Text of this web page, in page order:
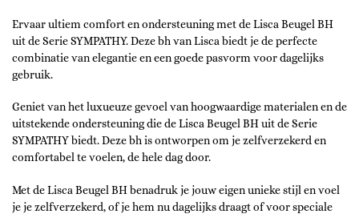
Ervaar ultiem comfort en ondersteuning met de Lisca Beugel BH
uit de Serie SYMPATHY. Deze bh van Lisca biedt je de perfecte
combinatie van elegantie en een goede pasvorm voor dagelijks
gebruik.
Geniet van het luxueuze gevoel van hoogwaardige materialen en de
uitstekende ondersteuning die de Lisca Beugel BH uit de Serie
SYMPATHY biedt. Deze bh is ontworpen om je zelfverzekerd en
comfortabel te voelen, de hele dag door.
Met de Lisca Beugel BH benadruk je jouw eigen unieke stijl en voel
je je zelfverzekerd, of je hem nu dagelijks draagt of voor speciale